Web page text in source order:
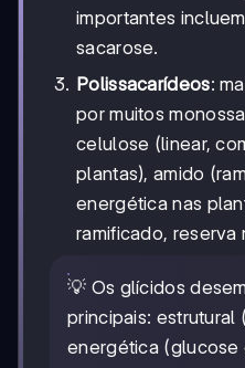
importantes
sacarose.
Polissacarídeos:
por muitos
celulose (linear,
plantas), amido
energética nas
ramificado, reserva
💡 Os glícidos
principais: estrutural
energética (glucose